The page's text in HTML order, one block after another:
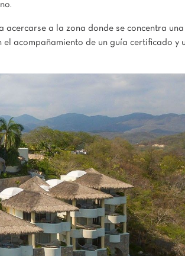
a la zona donde se concentra
acompañamiento de un guía certificado y